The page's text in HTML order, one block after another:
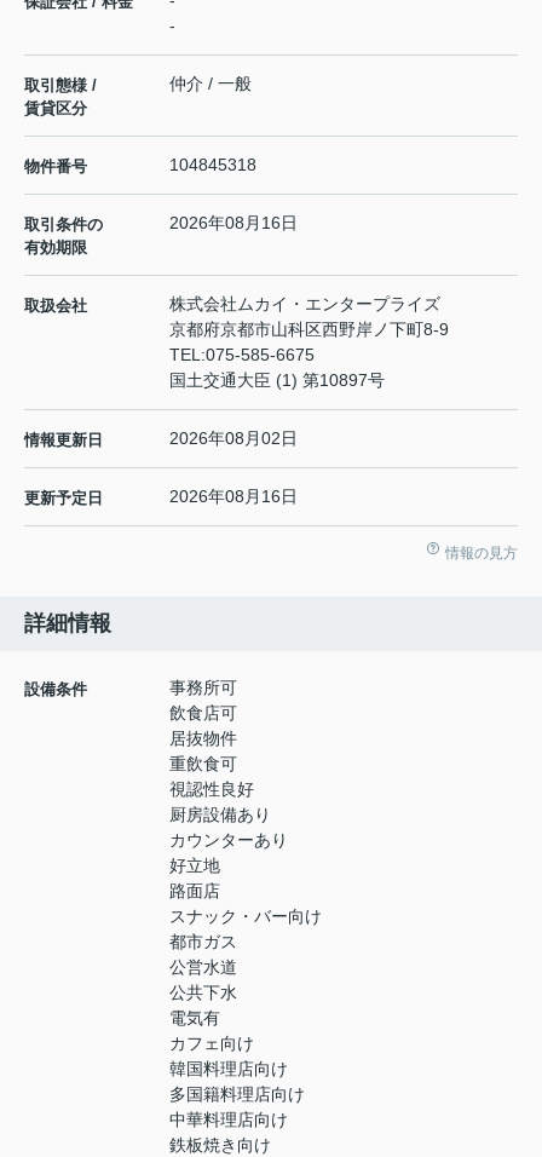
-
取引態様 /
賃貸区分
仲介 / 一般
物件番号 104845318
取引条件の
有効期限
2026年08月16日
取扱会社
株式会社ムカイ・エンタープライズ
京都府京都市山科区西野岸ノ下町8-9
TEL:075-585-6675
国土交通大臣 (1) 第10897号
情報更新日 2026年08月02日
更新予定日 2026年08月16日
情報の見方
詳細情報
設備条件
事務所可
飲食店可
居抜物件
重飲食可
視認性良好
厨房設備あり
カウンターあり
好立地
路面店
スナック・バー向け
都市ガス
公営水道
公共下水
電気有
カフェ向け
韓国料理店向け
多国籍料理店向け
中華料理店向け
鉄板焼き向け